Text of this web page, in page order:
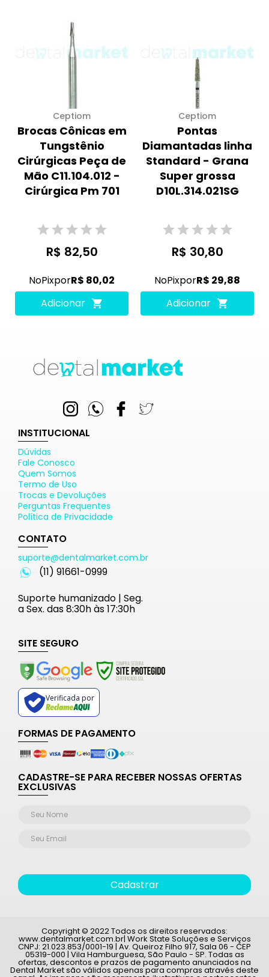
Ceptiom
Brocas Cônicas em
Tungstênio
Cirúrgicas Peça de
Mão C11.104.012 -
Cirúrgica Pm 701
R$ 82,50
NoPixporR$ 80,02
Adicionar
Ceptiom
Pontas
Diamantadas linha
Standard - Grana
Super grossa
D10L.314.021SG
R$ 30,80
NoPixporR$ 29,88
Adicionar
INSTITUCIONAL
Dúvidas
Fale Conosco
Quem Somos
Termo de Uso
Trocas e Devoluções
Perguntas Frequentes
Política de Privacidade
CONTATO
suporte@dentalmarket.com.br
(11) 91661-0999
Suporte humanizado | Seg.
a Sex. das 8:30h às 17:30h
SITE SEGURO
Verificada por
FORMAS DE PAGAMENTO
CADASTRE-SE PARA RECEBER NOSSAS OFERTAS
EXCLUSIVAS
Cadastrar
Copyright © 2022 Todos os direitos reservados:
www.dentalmarket.com.br| Work State Soluções e Serviços
CNPJ: 21.023.853/0001-19 | Av. Queiroz Filho 917, Sala 06 - CEP
05319-000 | Vila Hamburguesa, São Paulo - SP. Todas as
ofertas, descontos e prazos de pagamento anunciados na
Dental Market são válidos apenas para compras através deste